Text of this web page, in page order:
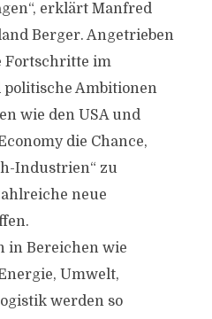
erklärt Manfred
Berger. Angetrieben
Fortschritte im
Ambitionen
wie den USA und
die Chance,
Industrien“ zu
neue
in Bereichen wie
Umwelt,
werden so